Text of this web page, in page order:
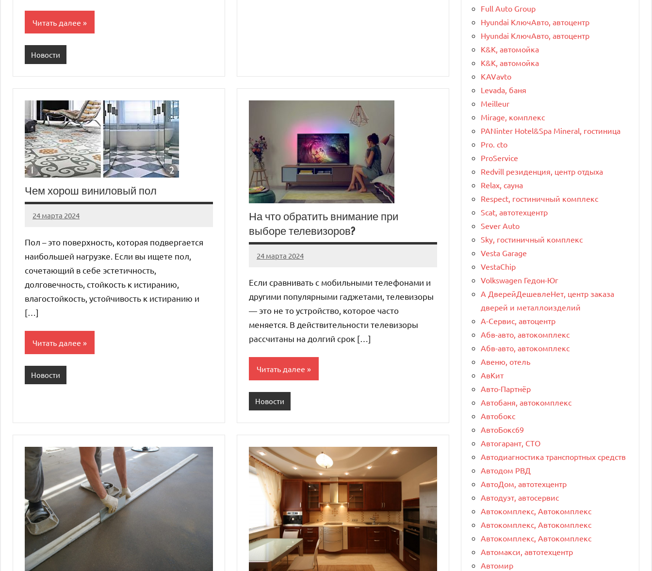
Читать далее
Новости
Чем хорош виниловый пол
24 марта 2024
stroyka_sl_r
Нет
Пол – это поверхность, которая подвергается
наибольшей нагрузке. Если вы ищете пол,
сочетающий в себе эстетичность,
долговечность, стойкость к истиранию,
влагостойкость, устойчивость к истиранию и
[…]
Читать далее
Новости
На что обратить внимание при
выборе телевизоров?
24 марта 2024
stroyka_sl_r
Нет
Если сравнивать с мобильными телефонами и
другими популярными гаджетами, телевизоры
— это не то устройство, которое часто
меняется. В действительности телевизоры
рассчитаны на долгий срок […]
Читать далее
Новости
Full Auto Group
Hyundai КлючАвто, автоцентр
Hyundai КлючАвто, автоцентр
K&K, автомойка
K&K, автомойка
KAVavto
Levada, баня
Meilleur
Mirage, комплекс
PANinter Hotel&Spa Mineral, гостиница
Pro. cto
ProService
Redvill pезиденция, центр отдыха
Relax, сауна
Respect, гостиничный комплекс
Scat, автотехцентр
Sever Auto
Sky, гостиничный комплекс
Vesta Garage
VestaChip
Volkswagen Гедон-Юг
А ДверейДешевлеНет, центр заказа
дверей и металлоизделий
А-Сервис, автоцентр
Абв-авто, автокомплекс
Абв-авто, автокомплекс
Авеню, отель
АвКит
Авто-Партнёр
Автобаня, автокомплекс
Автобокс
АвтоБокс69
Автогарант, СТО
Автодиагностика транспортных средств
Автодом РВД
АвтоДом, автотехцентр
Автодуэт, автосервис
Автокомплекс, Автокомплекс
Автокомплекс, Автокомплекс
Автокомплекс, Автокомплекс
Автомакси, автотехцентр
Автомир